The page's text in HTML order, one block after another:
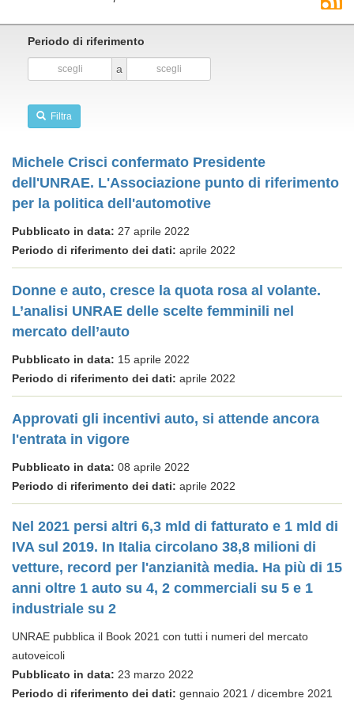
Periodo di riferimento
a
Filtra
Michele Crisci confermato Presidente
dell'UNRAE. L'Associazione punto di riferimento
per la politica dell'automotive
Pubblicato in data: 27 aprile 2022
Periodo di riferimento dei dati: aprile 2022
Donne e auto, cresce la quota rosa al volante.
L’analisi UNRAE delle scelte femminili nel
mercato dell’auto
Pubblicato in data: 15 aprile 2022
Periodo di riferimento dei dati: aprile 2022
Approvati gli incentivi auto, si attende ancora
l'entrata in vigore
Pubblicato in data: 08 aprile 2022
Periodo di riferimento dei dati: aprile 2022
Nel 2021 persi altri 6,3 mld di fatturato e 1 mld di
IVA sul 2019. In Italia circolano 38,8 milioni di
vetture, record per l'anzianità media. Ha più di 15
anni oltre 1 auto su 4, 2 commerciali su 5 e 1
industriale su 2
UNRAE pubblica il Book 2021 con tutti i numeri del mercato
autoveicoli
Pubblicato in data: 23 marzo 2022
Periodo di riferimento dei dati: gennaio 2021 / dicembre 2021